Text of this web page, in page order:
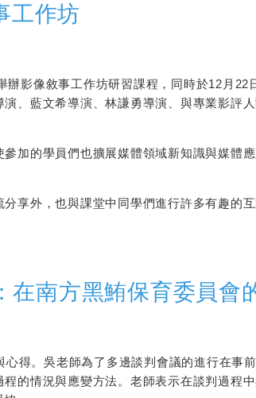
工作坊
影像敘事工作坊研習課程，同時於12月22
、藍文希導演、林謙勇導演、與專業影評
加的學員們也擴展媒體領域新知識與媒體
享外，也與課堂中同學們進行許多有趣的
在南方黑鮪保育委員會
得。吳老師為了多邊談判會議的進行在事
的情況與應變方法。老師表示在談判過程